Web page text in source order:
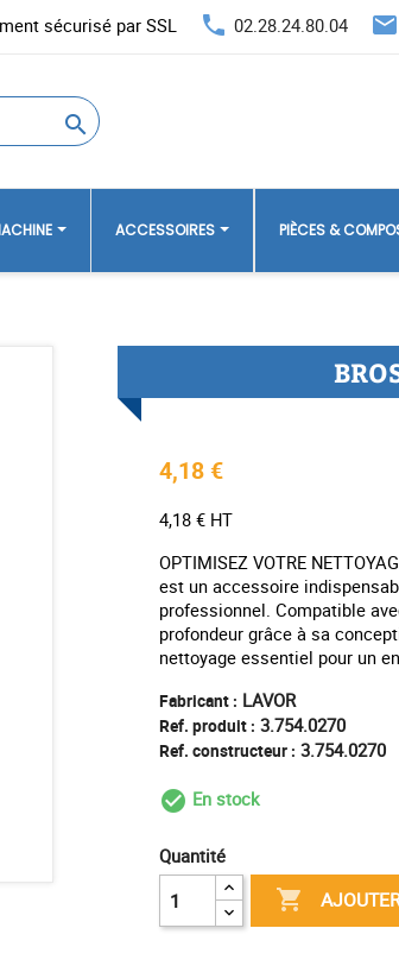
sécurisé par SSL phone 02.28.24.80.04 email

ACCESSOIRES PIÈCES &
4,18 €
4,18 € HT
OPTIMISEZ VOTRE
est un accessoire
professionnel. Compatible
profondeur grâce à sa
nettoyage essentiel pour un
Fabricant : LAVOR
Ref. produit : 3.754.0270
Ref. constructeur : 3.754.0270
En stock
Quantité
